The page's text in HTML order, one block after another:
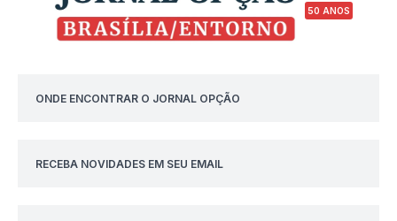
50 ANOS
ONDE ENCONTRAR O JORNAL OPÇÃO
RECEBA NOVIDADES EM SEU EMAIL